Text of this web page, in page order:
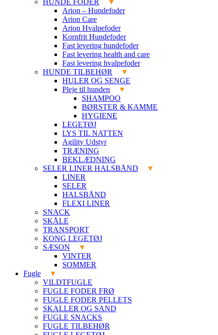
HUNDE FODER
Arion – Hundefoder
Arion Care
Arion Hvalpefoder
Kornfrit Hundefoder
Fast levering hundefoder
Fast levering health and care
Fast levering hvalpefoder
HUNDE TILBEHØR
HULER OG SENGE
Pleje til hunden
SHAMPOO
BØRSTER & KAMME
HYGIENE
LEGETØJ
LYS TIL NATTEN
Agility Udstyr
TRÆNING
BEKLÆDNING
SELER LINER HALSBÅND
LINER
SELER
HALSBÅND
FLEXI LINER
SNACK
SKÅLE
TRANSPORT
KONG LEGETØJ
SÆSON
VINTER
SOMMER
Fugle
VILDTFUGLE
FUGLE FODER FRØ
FUGLE FODER PELLETS
SKALLER OG SAND
FUGLE SNACKS
FUGLE TILBEHØR